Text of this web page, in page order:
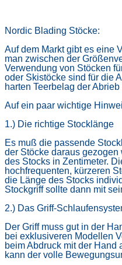
Nordic Blading Stöcke:
Auf dem Markt gibt es eine
man zwischen der
Verwendung von Stöcken
oder Skistöcke sind für die
harten Teerbelag der
Auf ein paar wichtige
1.) Die richtige Stocklänge
Es muß die passende
der Stöcke daraus
des Stocks in Zentimeter.
hochfrequenten, kürzeren
die Länge des Stocks
Stockgriff sollte dann mit
2.) Das Griff-
Der Griff muss gut in der
bei exklusiveren Modellen
beimAbdruck mit der Hand
kann der volle